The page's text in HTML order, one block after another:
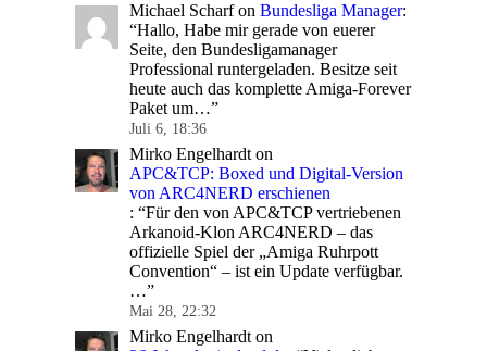
Michael Scharfon Bundesliga Manager:
“Hallo, Habe mir gerade von euerer
Seite, den Bundesligamanager
Professional runtergeladen. Besitze seit
heute auch das komplette Amiga-Forever
Paket um…”
Juli 6, 18:36
Mirko Engelhardton
APC&TCP: Boxed und Digital-Version
von ARC4NERD erschienen
: “Für den von APC&TCP vertriebenen
Arkanoid-Klon ARC4NERD – das
offizielle Spiel der „Amiga Ruhrpott
Convention“ – ist ein Update verfügbar.
…”
Mai 28, 22:32
Mirko Engelhardton